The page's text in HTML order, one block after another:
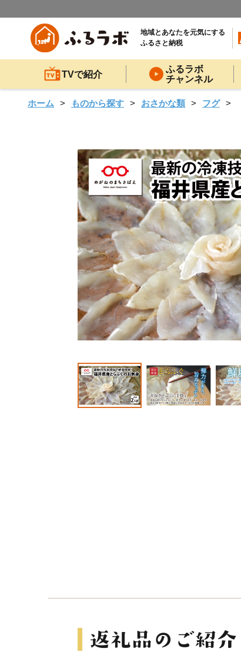
地域とあなたを元気にする
ふるさと納税
TVで紹介
ふるラボ
チャンネル
ホーム ものから探す おさかな類 フグ